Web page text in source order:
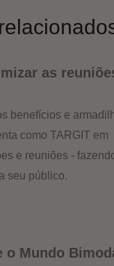
as
benefícios e
como TARGIT em
e reuniões -
seu público.
o Mundo